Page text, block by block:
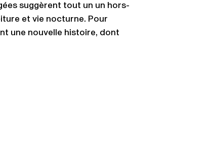
suggèrent tout un un hors-
et vie nocturne. Pour
une nouvelle histoire, dont